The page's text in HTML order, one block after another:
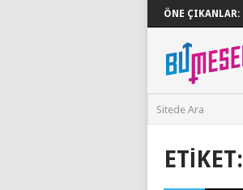
ÖNE ÇIKANLAR:
ETIKET: